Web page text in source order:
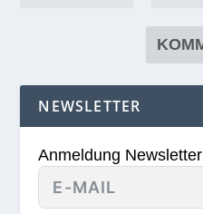
NEWSLETTER
Anmeldung Newsletter